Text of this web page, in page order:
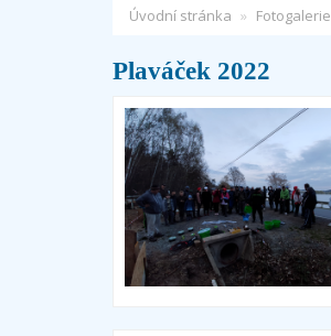
Úvodní stránka Fotogalerie
Plaváček 2022